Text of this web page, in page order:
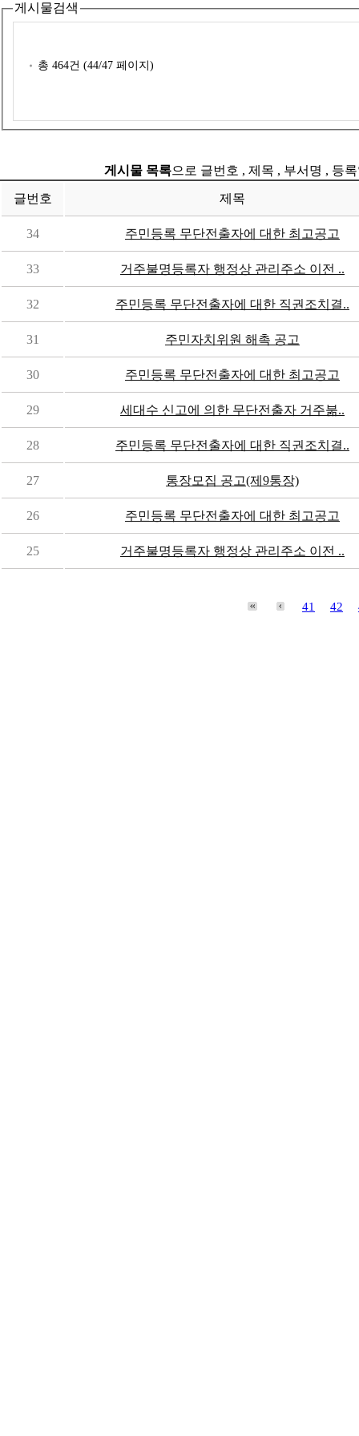
게시물검색
총 464건 (44/47 페이지)
게시물 목록으로 글번호 , 제목 , 부서명 , 등
글번호 제목
34 주민등록 무단전출자에 대한 최고공고
33 거주불명등록자 행정상 관리주소 이전 ..
32 주민등록 무단전출자에 대한 직권조치결..
31 주민자치위원 해촉 공고
30 주민등록 무단전출자에 대한 최고공고
29 세대수 신고에 의한 무단전출자 거주붊..
28 주민등록 무단전출자에 대한 직권조치결..
27 통장모집 공고(제9통장)
26 주민등록 무단전출자에 대한 최고공고
25 거주불명등록자 행정상 관리주소 이전 ..
41 42